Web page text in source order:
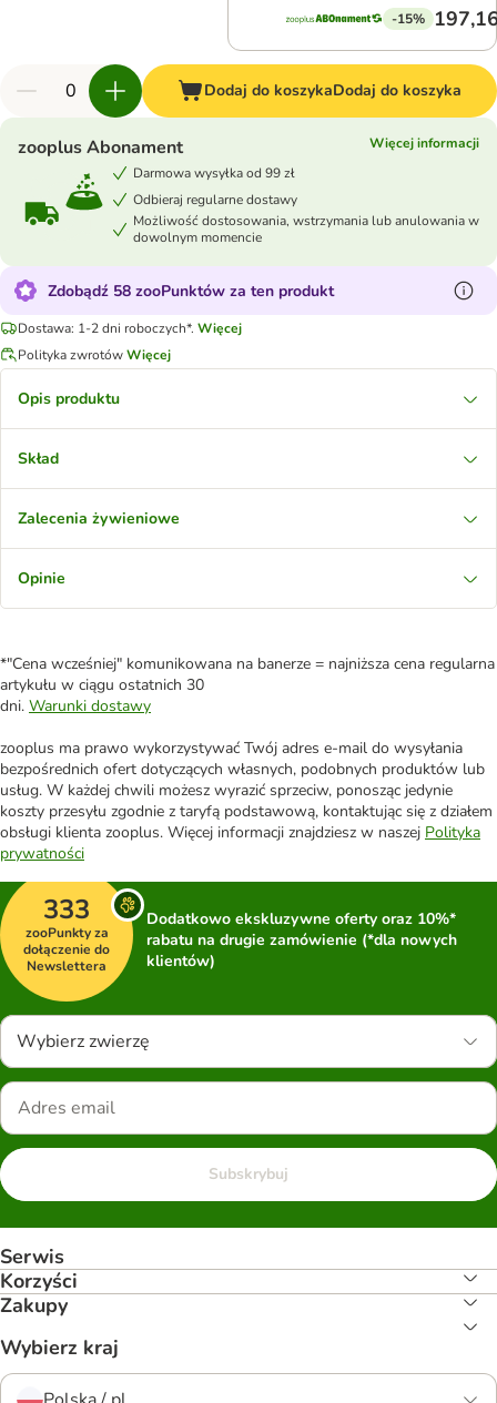
-15%
Dodaj do koszykaDodaj do koszyka
zooplus Abonament
Więcej informacji
Darmowa wysyłka od 99 zł
Odbieraj regularne dostawy
Możliwość dostosowania, wstrzymania lub anulowania w
dowolnym momencie
Zdobądź 58 zooPunktów za ten produkt
Dostawa: 1-2 dni roboczych*. Więcej
Polityka zwrotówWięcej
Opis produktu
Skład
Zalecenia żywieniowe
Opinie
*"Cena wcześniej" komunikowana na banerze = najniższa cena regularna
artykułu w ciągu ostatnich 30
dni. Warunki dostawy
zooplus ma prawo wykorzystywać Twój adres e-mail do wysyłania
bezpośrednich ofert dotyczących własnych, podobnych produktów lub
usług. W każdej chwili możesz wyrazić sprzeciw, ponosząc jedynie
koszty przesyłu zgodnie z taryfą podstawową, kontaktując się z działem
obsługi klienta zooplus. Więcej informacji znajdziesz w naszej Polityka
prywatności
333
zooPunkty za
dołączenie do
Newslettera
Dodatkowo ekskluzywne oferty oraz 10%*
rabatu na drugie zamówienie (*dla nowych
klientów)
Wybierz zwierzę
Subskrybuj
Serwis
Korzyści
Zakupy
Wybierz kraj